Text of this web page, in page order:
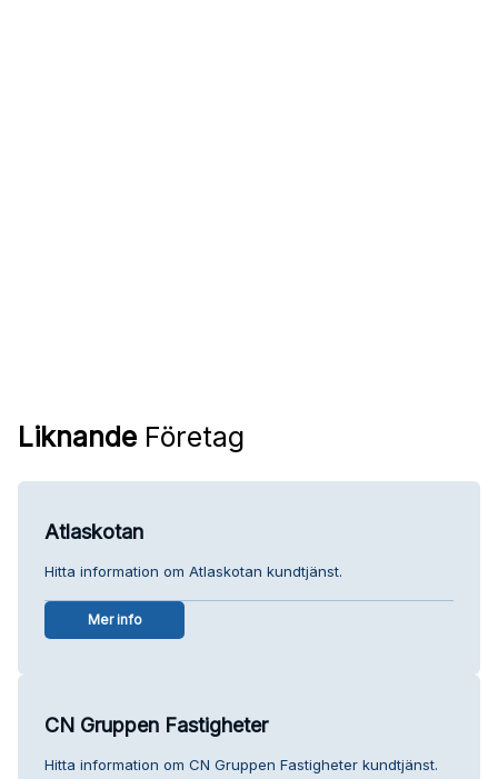
Liknande Företag
Atlaskotan
Hitta information om Atlaskotan kundtjänst.
Mer info
CN Gruppen Fastigheter
Hitta information om CN Gruppen Fastigheter kundtjänst.